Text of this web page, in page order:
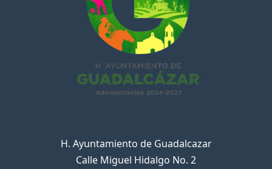
H. Ayuntamiento de Guadalcazar
Calle Miguel Hidalgo No. 2